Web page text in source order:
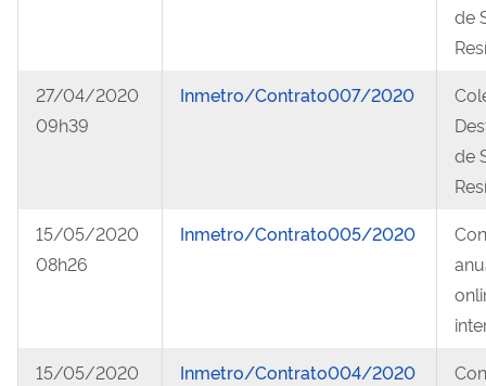
de
27/04/2020
09h39
Inmetro/Contrato007/2020
de
15/05/2020
08h26
Inmetro/Contrato005/2020
15/05/2020
Inmetro/Contrato004/2020